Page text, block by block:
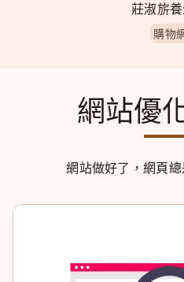
莊淑旂
購物
網站優
網站做好了，網頁